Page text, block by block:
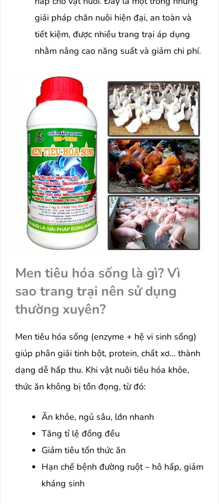
giải pháp chăn nuôi hiện đại, an toàn và
tiết kiệm, được nhiều trang trại áp dụng
nhằm nâng cao năng suất và giảm chi phí.
Men tiêu hóa sống là gì? Vì
sao trang trại nên sử dụng
thường xuyên?
Men tiêu hóa sống (enzyme + hệ vi sinh sống)
giúp phân giải tinh bột, protein, chất xơ… thành
dạng dễ hấp thu. Khi vật nuôi tiêu hóa khỏe,
thức ăn không bị tồn đọng, từ đó:
Ăn khỏe, ngủ sâu, lớn nhanh
Tăng tỉ lệ đồng đều
Giảm tiêu tốn thức ăn
Hạn chế bệnh đường ruột – hô hấp, giảm
kháng sinh